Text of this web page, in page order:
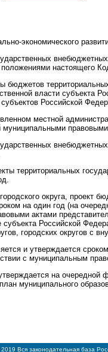
экономического
настоящего
бюджетов
власти субъекта
Российской
местной
правовыми
территориальных
округа, проект
на один год (на
актами
Российской
городских округов с
и утверждается
с муниципальным
на
муниципального
Вся законодательная база